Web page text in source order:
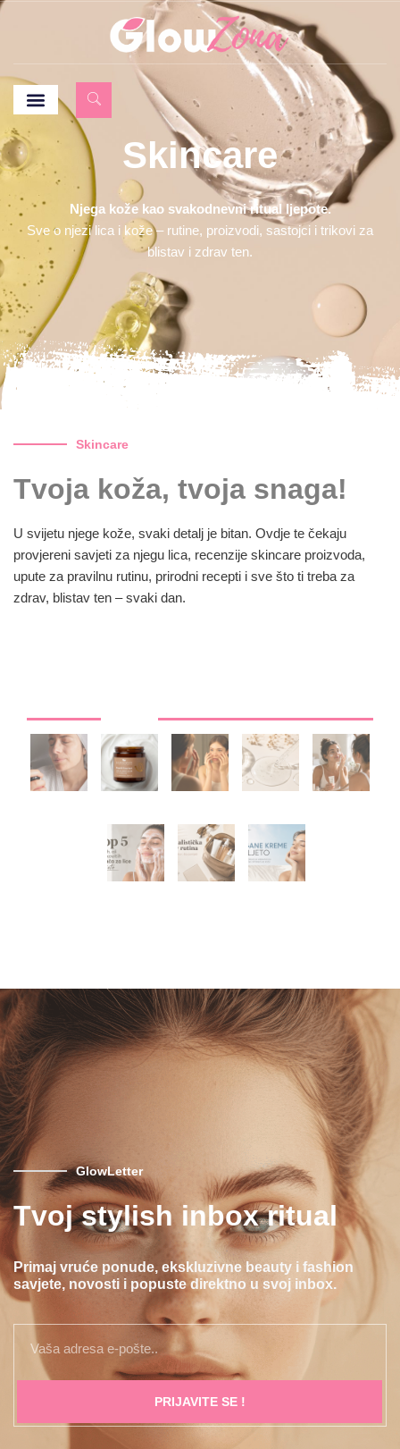
Skincare
Njega kože kao svakodnevni ritual ljepote.
Sve o njezi lica i kože – rutine, proizvodi, sastojci i trikovi za
blistav i zdrav ten.
Skincare
Tvoja koža, tvoja snaga!
U svijetu njege kože, svaki detalj je bitan. Ovdje te čekaju
provjereni savjeti za njegu lica, recenzije skincare proizvoda,
upute za pravilnu rutinu, prirodni recepti i sve što ti treba za
zdrav, blistav ten – svaki dan.
dalje jedan od najcjenjenijih sastojaka za
obnovu kože?
Glow Zona On
GlowLetter
Tvoj stylish inbox ritual
Primaj vruće ponude, ekskluzivne beauty i fashion
savjete, novosti i popuste direktno u svoj inbox.
PRIJAVITE SE !